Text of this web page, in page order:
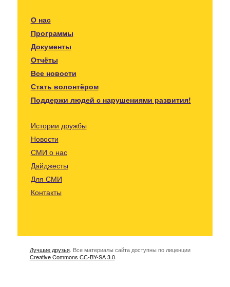
О нас
Программы
Документы
Отчёты
Все новости
Стать волонтёром
Поддержи людей с нарушениями развития!
Истории дружбы
Новости
СМИ о нас
Дайджесты
Для СМИ
Контакты
Лучшие друзья. Все материалы сайта доступны по лиценции
Creative Commons СС-BY-SA 3.0.